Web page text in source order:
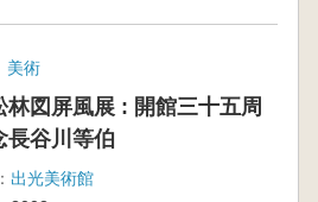
美術
林図屏風展 : 開館三十五周
長谷川等伯
出光美術館